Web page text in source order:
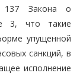
137 Закона о
3, что такие
упущенной
санкций, в
исполнение